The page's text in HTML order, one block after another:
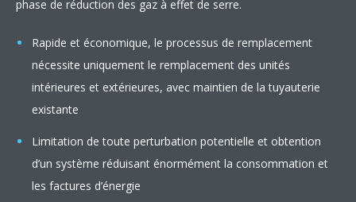
phase de réduction des gaz à effet de serre.
Rapide et économique, le processus de remplacement
nécessite uniquement le remplacement des unités
intérieures et extérieures, avec maintien de la tuyauterie
existante
Limitation de toute perturbation potentielle et obtention
d’un système réduisant énormément la consommation et
les factures d’énergie